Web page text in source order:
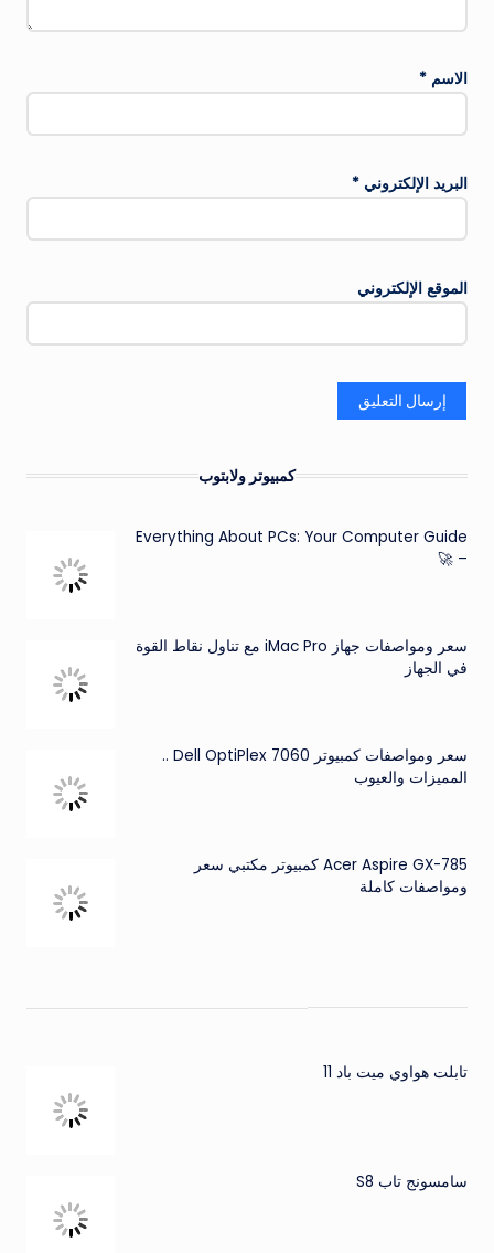
الاسم *
البريد الإلكتروني *
الموقع الإلكتروني
كمبيوتر ولابتوب
Everything About PCs: Your Computer Guide
– 🚀
سعر ومواصفات جهاز iMac Pro مع تناول نقاط القوة
في الجهاز
سعر ومواصفات كمبيوتر Dell OptiPlex 7060 ..
المميزات والعيوب
Acer Aspire GX-785 كمبيوتر مكتبي سعر
ومواصفات كاملة
تابلت هواوي ميت باد 11
سامسونج تاب S8